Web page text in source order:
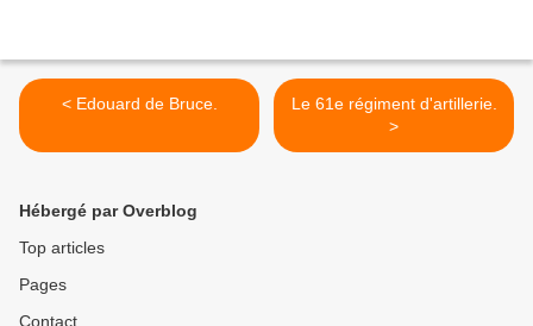
< Edouard de Bruce.
Le 61e régiment d'artillerie.
>
Hébergé par Overblog
Top articles
Pages
Contact